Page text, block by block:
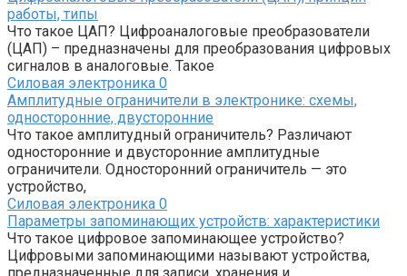
работы, типы
Что такое ЦАП? Цифроаналоговые преобразователи
(ЦАП) – предназначены для преобразования цифровых
сигналов в аналоговые. Такое
Силовая электроника 0
Амплитудные ограничители в электронике: схемы,
односторонние, двусторонние
Что такое амплитудный ограничитель? Различают
односторонние и двусторонние амплитудные
ограничители. Односторонний ограничитель — это
устройство,
Силовая электроника 0
Параметры запоминающих устройств: характеристики
Что такое цифровое запоминающее устройство?
Цифровыми запоминающими называют устройства,